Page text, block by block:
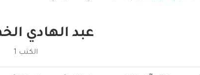
عبد الهادي
الكتب 1